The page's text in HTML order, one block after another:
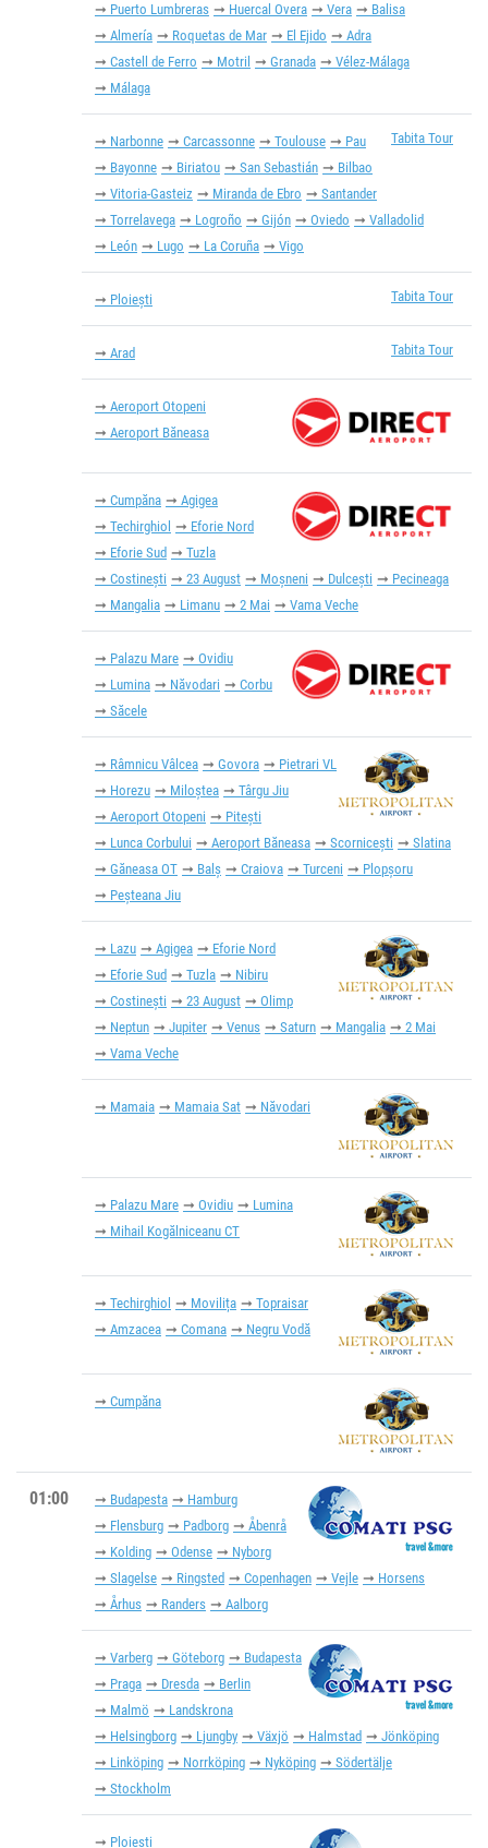
Puerto Lumbreras
Huercal Overa Vera
Balisa
Almería
Roquetas de Mar El Ejido
Adra
Castell de Ferro
Motril Granada
Vélez-Málaga
Málaga
Tabita Tour
Narbonne Carcassonne Toulouse
Pau
Bayonne
Biriatou San Sebastián
Bilbao
Vitoria-Gasteiz
Miranda de Ebro
Santander
Torrelavega
Logroño Gijón Oviedo
Valladolid
León
Lugo La Coruña Vigo
Tabita Tour
Ploiești
Tabita Tour
Arad
Aeroport Otopeni
Aeroport Băneasa
Cumpăna
Agigea
Techirghiol
Eforie Nord
Eforie Sud
Tuzla
Costinești
23 August Moșneni Dulcești
Pecineaga
Mangalia
Limanu 2 Mai Vama Veche
Palazu Mare
Ovidiu
Lumina
Năvodari
Corbu
Săcele
Râmnicu Vâlcea Govora
Pietrari VL
Horezu
Miloștea
Târgu Jiu
Aeroport Otopeni
Pitești
Lunca Corbului
Aeroport Băneasa Scornicești
Slatina
Găneasa OT
Balș Craiova Turceni
Plopșoru
Peșteana Jiu
Lazu Agigea
Eforie Nord
Eforie Sud
Tuzla
Nibiru
Costinești
23 August
Olimp
Neptun
Jupiter Venus Saturn Mangalia
2 Mai
Vama Veche
Mamaia Mamaia Sat Năvodari
Palazu Mare Ovidiu
Lumina
Mihail Kogălniceanu CT
Techirghiol Movilița
Topraisar
Amzacea
Comana Negru Vodă
Cumpăna
01:00 Budapesta
Hamburg
Flensburg
Padborg
Åbenrå
Kolding
Odense
Nyborg
Slagelse
Ringsted Copenhagen Vejle
Horsens
Århus
Randers Aalborg
Varberg Göteborg
Budapesta
Praga
Dresda
Berlin
Malmö
Landskrona
Helsingborg
Ljungby Växjö Halmstad
Jönköping
Linköping
Norrköping Nyköping
Södertälje
Stockholm
Ploiești